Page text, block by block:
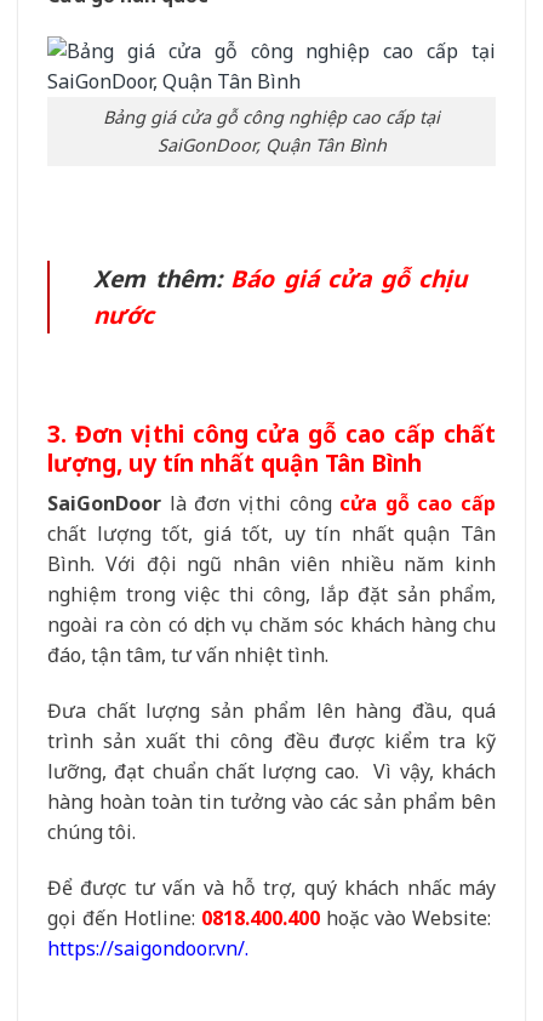
Bảng giá cửa gỗ công nghiệp cao cấp tại
SaiGonDoor, Quận Tân Bình
Xem thêm: Báo giá cửa gỗ chịu
nước
3. Đơn vị thi công cửa gỗ cao cấp chất
lượng, uy tín nhất quận Tân Bình
SaiGonDoor là đơn vị thi công cửa gỗ cao cấp
chất lượng tốt, giá tốt, uy tín nhất quận Tân
Bình. Với đội ngũ nhân viên nhiều năm kinh
nghiệm trong việc thi công, lắp đặt sản phẩm,
ngoài ra còn có dịch vụ chăm sóc khách hàng chu
đáo, tận tâm, tư vấn nhiệt tình.
Đưa chất lượng sản phẩm lên hàng đầu, quá
trình sản xuất thi công đều được kiểm tra kỹ
lưỡng, đạt chuẩn chất lượng cao. Vì vậy, khách
hàng hoàn toàn tin tưởng vào các sản phẩm bên
chúng tôi.
Để được tư vấn và hỗ trợ, quý khách nhấc máy
gọi đến Hotline: 0818.400.400 hoặc vào Website:
https://saigondoor.vn/.